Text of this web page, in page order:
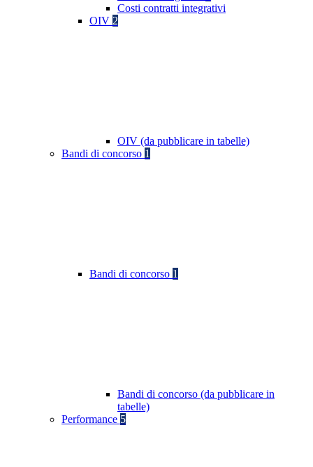
Costi contratti integrativi
OIV 2
OIV (da pubblicare in tabelle)
Bandi di concorso 1
Bandi di concorso 1
Bandi di concorso (da pubblicare in
tabelle)
Performance 5